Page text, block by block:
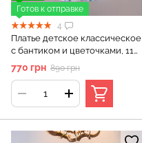
Готов к отправке
4
Платье детское классическое
с бантиком и цветочками, 110
см, Голубой
770 грн 890 грн